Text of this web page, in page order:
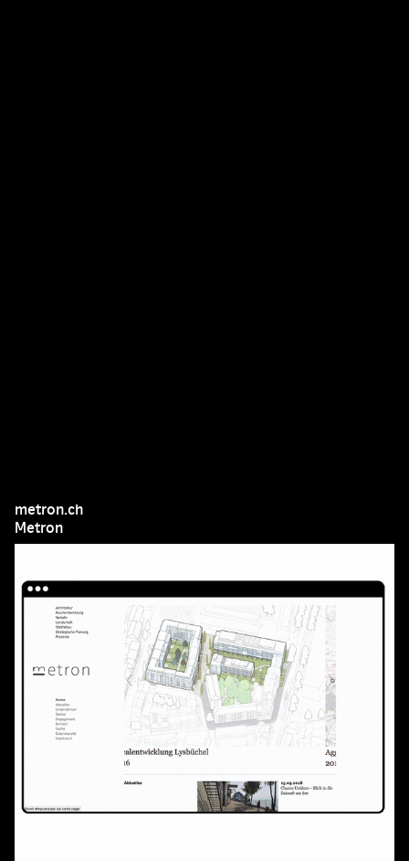
metron.ch
Metron